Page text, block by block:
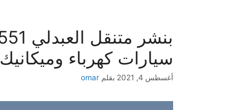
سيارات كهرباء وميكانيك
أغسطس 4, 2021 بقلم omar